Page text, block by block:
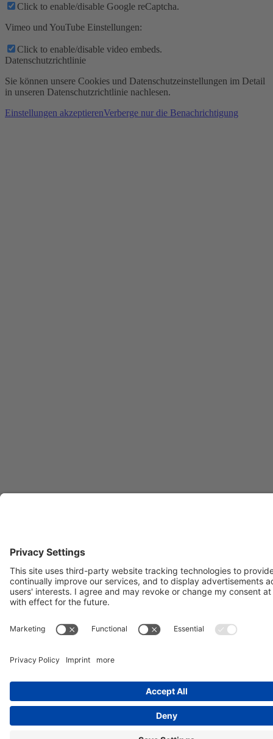
Click to enable/disable Google reCaptcha.
Vimeo und YouTube Einstellungen:
Click to enable/disable video embeds.
Datenschutzrichtlinie
Sie können unsere Cookies und Datenschutzeinstellungen im Detail
in unseren Datenschutzrichtlinie nachlesen.
Einstellungen akzeptierenVerberge nur die Benachrichtigung